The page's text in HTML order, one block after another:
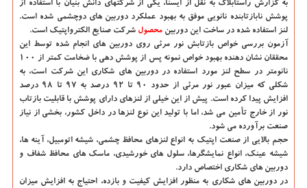
به گزارش راستابلاگ به نقل از ایسنا، یکی از شرکتهای دانش بنیان با استفاده از
پوشش نابازتابنده نانویی موفق به بهبود عملکرد دوربین های دوچشمی شده است.
لنز استفاده شده در ساخت این دوربین محصول شرکت صنایع الکترواپتیک است.
آزمون بررسی خواص بازتابش نور مرئی روی دوربین های انجام شده توسط این
محققان نشان دهنده بهبود خواص نمونه پس از پوشش دهی با ضخامت کمتر از ۱۰۰
نانومتر در سطح لنز مورد استفاده در دوربین های شکاری این شرکت است، به
شکلی که میزان عبور نور مرئی از حدود ۹۰ تا ۹۲ درصد به ۹۷ تا ۹۸ درصد
افزایش پیدا کرده است. پیش از این خیلی از لنزهای دارای پوشش با قابلیت بازتاب
نور از خارج تأمین می شد، اما با تولید این نوع لنزها در داخل کشور، بخشی از نیاز
صنعت برآورده می شود.
حجم بالایی از صنعت اپتیک به انواع لنزهای محافظ چشمی، شیشه اتومبیل، آینه ها،
شیشه عینک، انواع نمایشگرها، سلول های خورشیدی، ماسک های محافظ شفاف و
دوربین های شکاری اختصاص دارد.
در دوربین های شکاری به منظور افزایش کیفیت و بازده، احتیاج به افزایش میزان